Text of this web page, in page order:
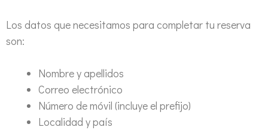
Los datos que necesitamos para completar tu reserva
son:
Nombre y apellidos
Correo electrónico
Número de móvil (incluye el prefijo)
Localidad y país